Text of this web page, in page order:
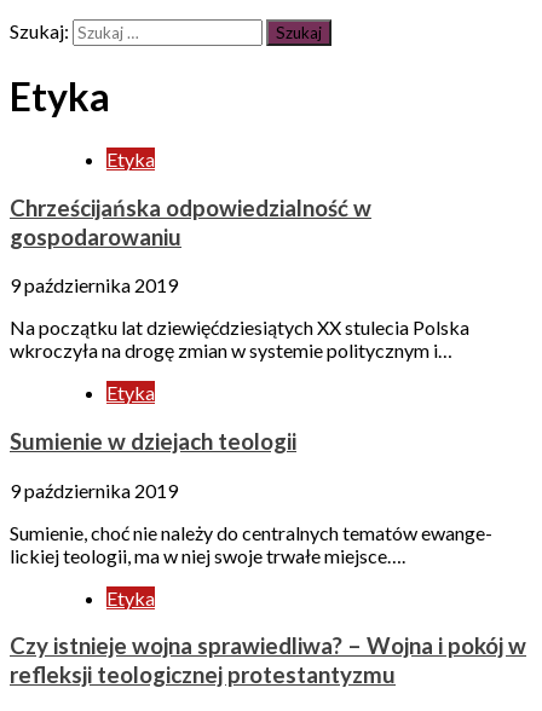
Szukaj:
Etyka
Etyka
Chrześcijańska odpowiedzialność w
gospodarowaniu
9 października 2019
Na początku lat dziewięćdziesiątych XX stulecia Polska
wkroczyła na drogę zmian w systemie politycznym i…
Etyka
Sumienie w dziejach teologii
9 października 2019
Sumienie, choć nie należy do centralnych tematów ewan­ge­
lickiej teologii, ma w niej swoje trwałe miejsce….
Etyka
Czy istnieje wojna sprawiedliwa? – Wojna i pokój w
refleksji teologicznej protestantyzmu